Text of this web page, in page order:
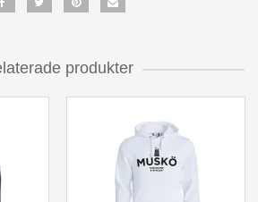
produkter